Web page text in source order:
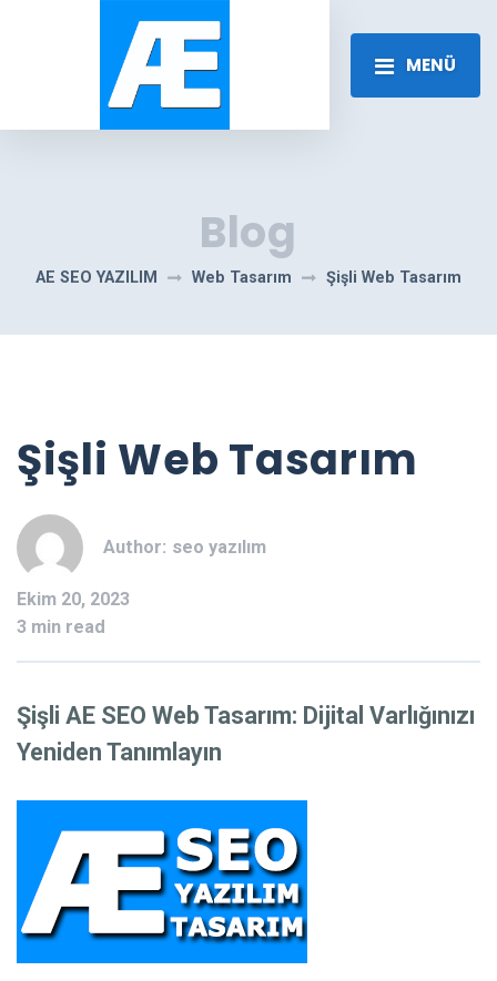
MENÜ
Blog
AE SEO YAZILIM Web Tasarım Şişli Web Tasarım
Şişli Web Tasarım
Author: seo yazılım
Ekim 20, 2023
3 min read
Şişli AE SEO Web Tasarım: Dijital Varlığınızı
Yeniden Tanımlayın